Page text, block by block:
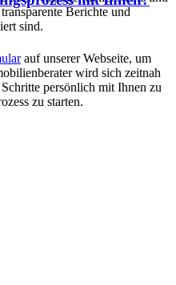
Berichte und
sind.
auf unserer Webseite, um
wird sich zeitnah
persönlich mit Ihnen zu
zu starten.